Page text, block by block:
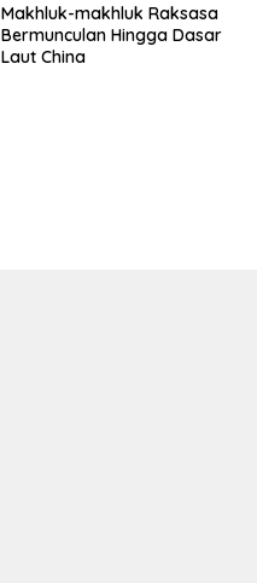
Makhluk-makhluk Raksasa
Bermunculan Hingga Dasar
Laut China